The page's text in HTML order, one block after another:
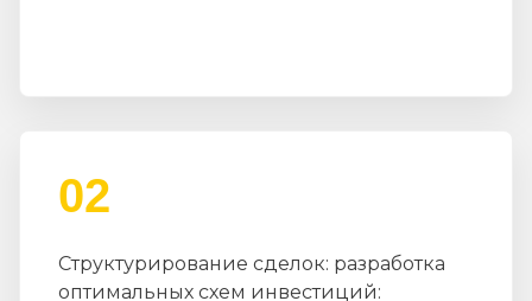
02
Структурирование сделок: разработка
оптимальных схем инвестиций: